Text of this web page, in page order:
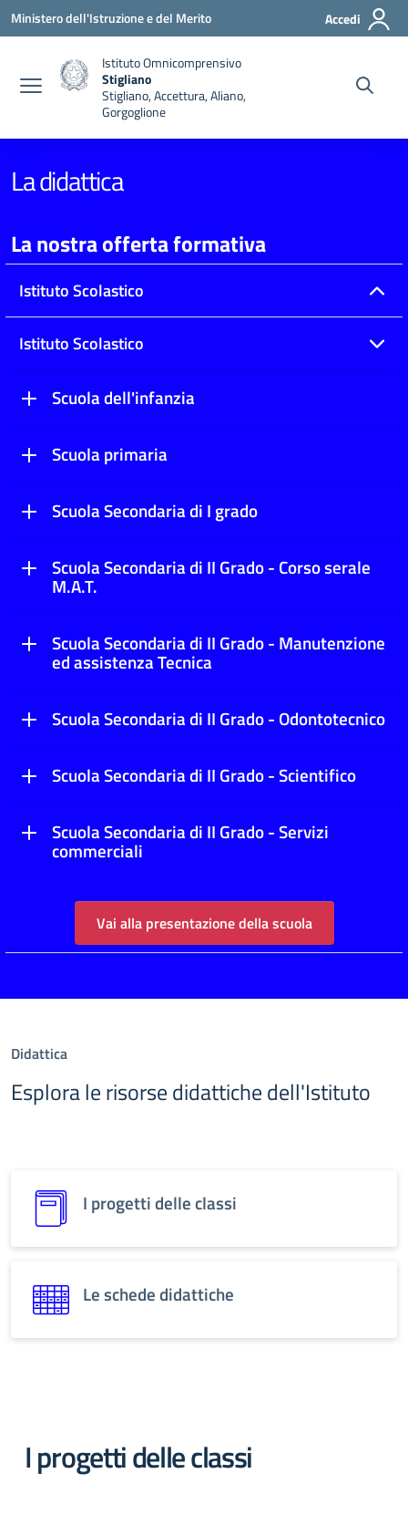
Vai ai contenuti
Vai al menu di navigazione
Vai al footer
Ministero dell'Istruzione e del Merito Accedi
Istituto Omnicomprensivo
Stigliano
Stigliano, Accettura, Aliano,
Gorgoglione
La didattica
La nostra offerta formativa
Istituto Scolastico
Istituto Scolastico
Scuola dell'infanzia
Scuola primaria
Scuola Secondaria di I grado
Scuola Secondaria di II Grado - Corso serale
M.A.T.
Scuola Secondaria di II Grado - Manutenzione
ed assistenza Tecnica
Scuola Secondaria di II Grado - Odontotecnico
Scuola Secondaria di II Grado - Scientifico
Scuola Secondaria di II Grado - Servizi
commerciali
Vai alla presentazione della scuola
Didattica
Esplora le risorse didattiche dell'Istituto
I progetti delle classi
Le schede didattiche
I progetti delle classi